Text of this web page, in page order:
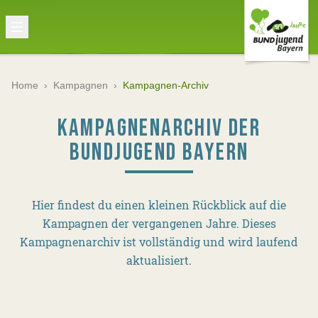
Home › Kampagnen › Kampagnen-Archiv
KAMPAGNENARCHIV DER
BUNDJUGEND BAYERN
Hier findest du einen kleinen Rückblick auf die
Kampagnen der vergangenen Jahre. Dieses
Kampagnenarchiv ist vollständig und wird laufend
aktualisiert.